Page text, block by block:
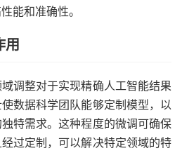
能和准确性。
用
调整对于实现精确人工智能结果
数据科学团队能够定制模型，以
特需求。这种程度的微调可确保
过定制，可以解决特定领域的特